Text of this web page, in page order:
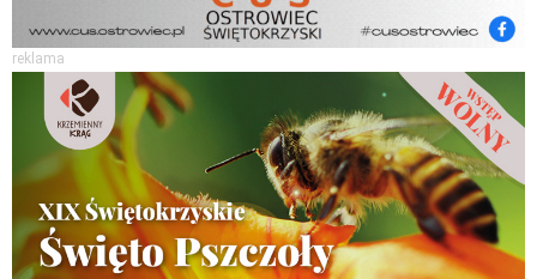
reklama